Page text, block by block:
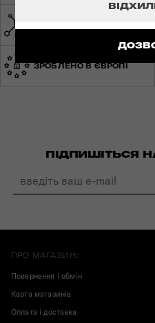
УКРАЇНІ
ЗРОБЛЕНО В ЄВРОПІ
ПІДПИШІТЬСЯ
ПРО МАГАЗИН:
Повернення і обмін
Карта магазинів
Оплата і доставка